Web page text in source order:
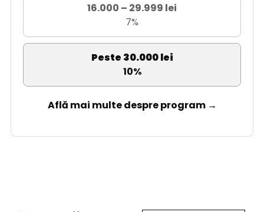
16.000 – 29.999 lei
7%
Peste 30.000 lei
10%
Află mai multe despre program →